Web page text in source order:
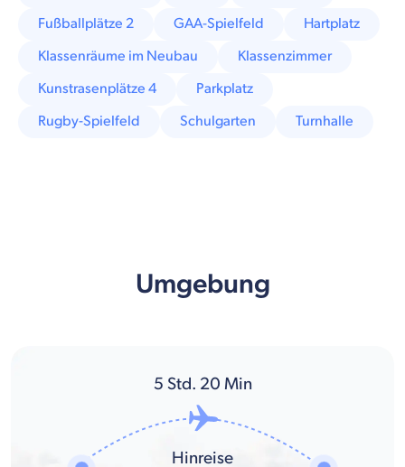
Fußballplätze 2
GAA-Spielfeld
Hartplatz
Klassenräume im Neubau
Klassenzimmer
Kunstrasenplätze 4
Parkplatz
Rugby-Spielfeld
Schulgarten Turnhalle
Umgebung
5 Std. 20 Min
Hinreise